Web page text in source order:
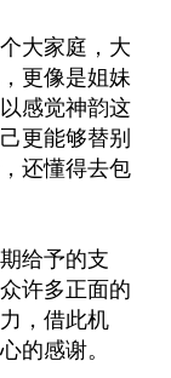
大家庭，大
更像是姐妹
感觉神韵这
更能够替别
还懂得去包
给予的支
许多正面的
，借此机
的感谢。